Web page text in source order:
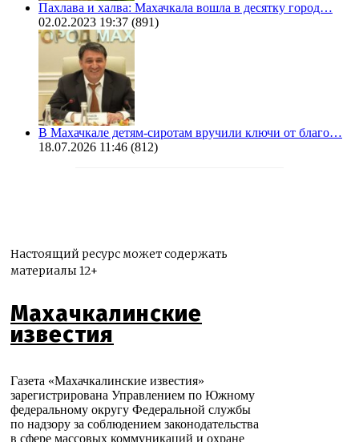
Пахлава и халва: Махачкала вошла в десятку город…
02.02.2023 19:37 (891)
В Махачкале детям-сиротам вручили ключи от благо…
18.07.2026 11:46 (812)
Настоящий ресурс может содержать
материалы 12+
Махачкалинские
известия
Газета «Махачкалинские известия»
зарегистрирована Управлением по Южному
федеральному округу Федеральной службы
по надзору за соблюдением законодательства
в сфере массовых коммуникаций и охране